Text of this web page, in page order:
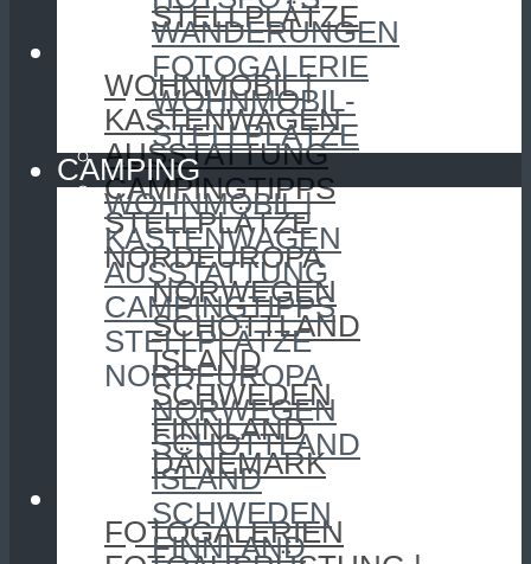
STELLPLÄTZE
CAMPING
WOHNMOBIL |
KASTENWAGEN
AUSSTATTUNG
CAMPINGTIPPS
STELLPLÄTZE
NORDEUROPA
NORWEGEN
SCHOTTLAND
ISLAND
SCHWEDEN
FINNLAND
DÄNEMARK
FOTOGRAFIE
FOTOGALERIEN
WANDERUNGEN
FOTOGALERIE
WOHNMOBIL-
STELLPLÄTZE
CAMPING
WOHNMOBIL |
KASTENWAGEN
AUSSTATTUNG
CAMPINGTIPPS
STELLPLÄTZE
NORDEUROPA
NORWEGEN
SCHOTTLAND
ISLAND
SCHWEDEN
FINNLAND